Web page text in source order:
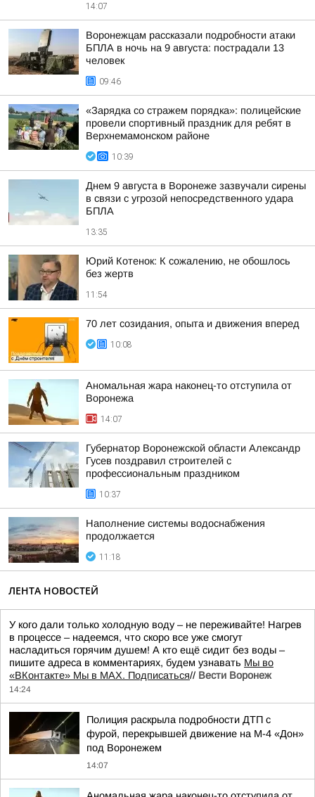
14:07
Воронежцам рассказали подробности атаки
БПЛА в ночь на 9 августа: пострадали 13
человек
09:46
«Зарядка со стражем порядка»: полицейские
провели спортивный праздник для ребят в
Верхнемамонском районе
10:39
Днем 9 августа в Воронеже зазвучали сирены
в связи с угрозой непосредственного удара
БПЛА
13:35
Юрий Котенок: К сожалению, не обошлось
без жертв
11:54
70 лет созидания, опыта и движения вперед
10:08
Аномальная жара наконец-то отступила от
Воронежа
14:07
Губернатор Воронежской области Александр
Гусев поздравил строителей с
профессиональным праздником
10:37
Наполнение системы водоснабжения
продолжается
11:18
ЛЕНТА НОВОСТЕЙ
У кого дали только холодную воду – не переживайте! Нагрев
в процессе – надеемся, что скоро все уже смогут
насладиться горячим душем! А кто ещё сидит без воды –
пишите адреса в комментариях, будем узнавать Мы во
«ВКонтакте» Мы в MAX. Подписаться// Вести Воронеж
14:24
Полиция раскрыла подробности ДТП с
фурой, перекрывшей движение на М-4 «Дон»
под Воронежем
14:07